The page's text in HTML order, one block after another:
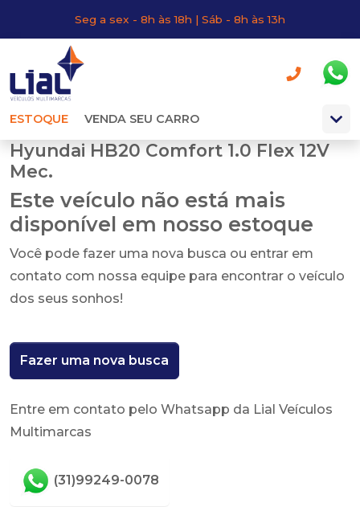
Seg a sex - 8h às 18h | Sáb - 8h às 13h
ESTOQUE VENDA SEU CARRO
Hyundai HB20 Comfort 1.0 Flex 12V
Mec.
Este veículo não está mais
disponível em nosso estoque
Você pode fazer uma nova busca ou entrar em
contato com nossa equipe para encontrar o veículo
dos seus sonhos!
Fazer uma nova busca
Entre em contato pelo Whatsapp da Lial Veículos
Multimarcas
(31)99249-0078